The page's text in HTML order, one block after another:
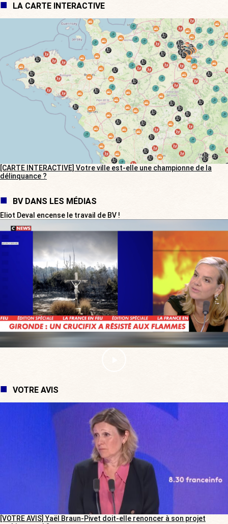
LA CARTE INTERACTIVE
[CARTE INTERACTIVE] Votre ville est-elle une championne de la
délinquance ?
BV DANS LES MÉDIAS
Eliot Deval encense le travail de BV !
VOTRE AVIS
[VOTRE AVIS] Yaël Braun-Pivet doit-elle renoncer à son projet